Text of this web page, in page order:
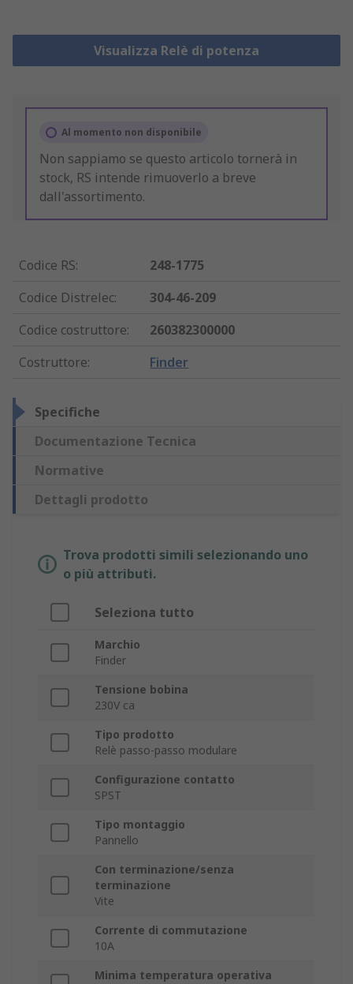
Visualizza Relè di potenza
Al momento non disponibile
Non sappiamo se questo articolo tornerà in
stock, RS intende rimuoverlo a breve
dall'assortimento.
Codice RS:
248-1775
Codice Distrelec:
304-46-209
Codice costruttore:
260382300000
Costruttore: Finder
Specifiche
Documentazione Tecnica
Normative
Dettagli prodotto
Trova prodotti simili selezionando uno
o più attributi.
Seleziona tutto
Marchio
Finder
Tensione bobina
230V ca
Tipo prodotto
Relè passo-passo modulare
Configurazione contatto
SPST
Tipo montaggio
Pannello
Con terminazione/senza
terminazione
Vite
Corrente di commutazione
10A
Minima temperatura operativa